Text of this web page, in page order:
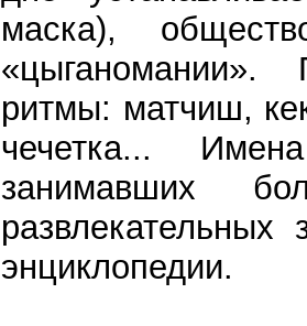
маска),
«цыганомании».
ритмы: матчиш,
чечетка...
занимавших
энциклопедии.